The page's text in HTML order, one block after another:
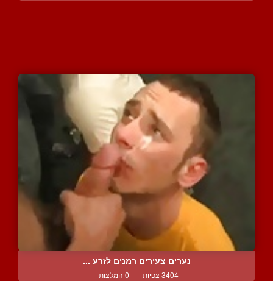
נערים צעירים רמנים לזרע ...
3404 צפיות | 0 המלצות